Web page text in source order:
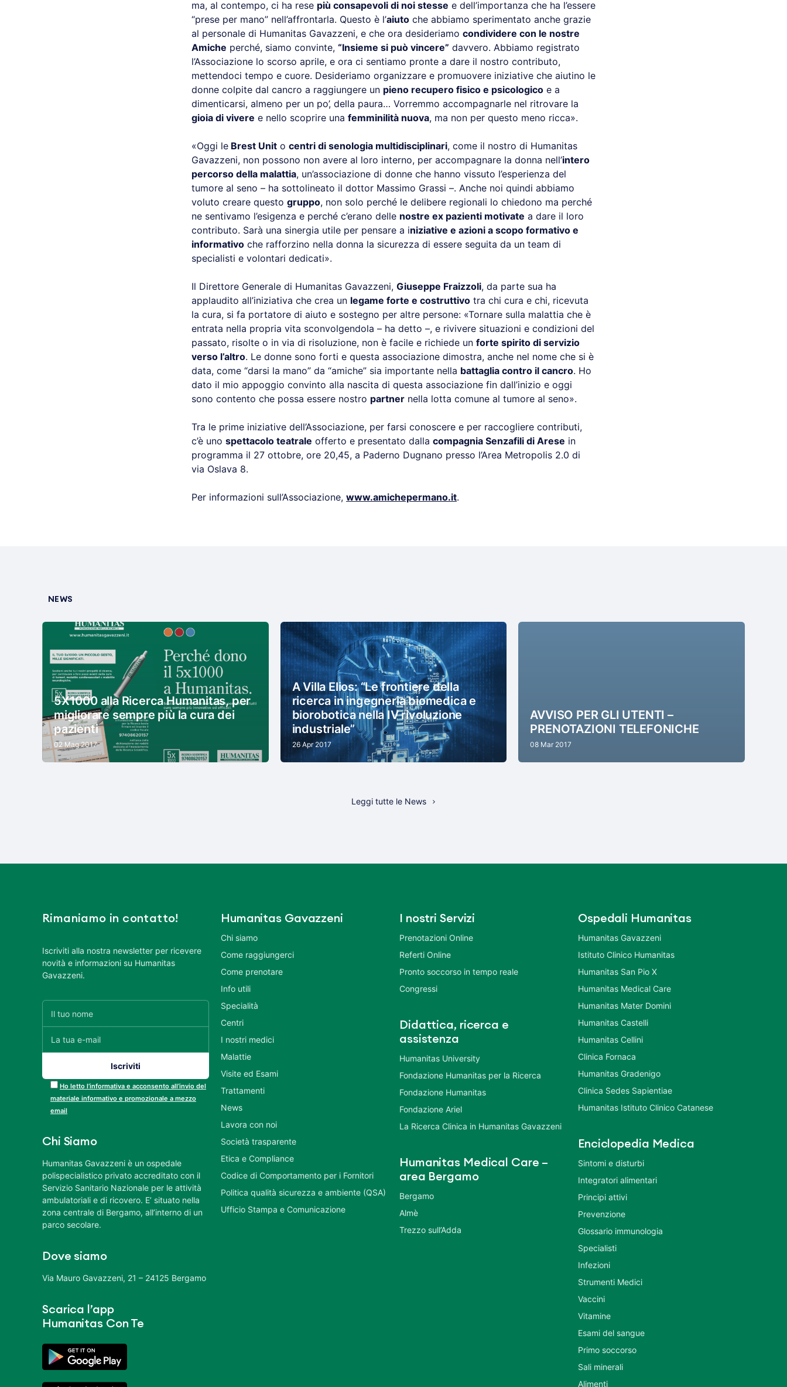
ma, al contempo, ci ha rese più consapevoli di noi stesse e dell’importanza che ha l’essere
“prese per mano” nell’affrontarla. Questo è l’aiuto che abbiamo sperimentato anche grazie
al personale di Humanitas Gavazzeni, e che ora desideriamo condividere con le nostre
Amiche perché, siamo convinte, “Insieme si può vincere” davvero. Abbiamo registrato
l’Associazione lo scorso aprile, e ora ci sentiamo pronte a dare il nostro contributo,
mettendoci tempo e cuore. Desideriamo organizzare e promuovere iniziative che aiutino le
donne colpite dal cancro a raggiungere un pieno recupero fisico e psicologico e a
dimenticarsi, almeno per un po’, della paura… Vorremmo accompagnarle nel ritrovare la
gioia di vivere e nello scoprire una femminilità nuova, ma non per questo meno ricca».
«Oggi le Brest Unit o centri di senologia multidisciplinari, come il nostro di Humanitas
Gavazzeni, non possono non avere al loro interno, per accompagnare la donna nell’intero
percorso della malattia, un’associazione di donne che hanno vissuto l’esperienza del
tumore al seno – ha sottolineato il dottor Massimo Grassi –. Anche noi quindi abbiamo
voluto creare questo gruppo, non solo perché le delibere regionali lo chiedono ma perché
ne sentivamo l’esigenza e perché c’erano delle nostre ex pazienti motivate a dare il loro
contributo. Sarà una sinergia utile per pensare a iniziative e azioni a scopo formativo e
informativo che rafforzino nella donna la sicurezza di essere seguita da un team di
specialisti e volontari dedicati».
Il Direttore Generale di Humanitas Gavazzeni, Giuseppe Fraizzoli, da parte sua ha
applaudito all’iniziativa che crea un legame forte e costruttivo tra chi cura e chi, ricevuta
la cura, si fa portatore di aiuto e sostegno per altre persone: «Tornare sulla malattia che è
entrata nella propria vita sconvolgendola – ha detto –, e rivivere situazioni e condizioni del
passato, risolte o in via di risoluzione, non è facile e richiede un forte spirito di servizio
verso l’altro. Le donne sono forti e questa associazione dimostra, anche nel nome che si è
data, come “darsi la mano” da “amiche” sia importante nella battaglia contro il cancro. Ho
dato il mio appoggio convinto alla nascita di questa associazione fin dall’inizio e oggi
sono contento che possa essere nostro partner nella lotta comune al tumore al seno».
Tra le prime iniziative dell’Associazione, per farsi conoscere e per raccogliere contributi,
c’è uno spettacolo teatrale offerto e presentato dalla compagnia Senzafili di Arese in
programma il 27 ottobre, ore 20,45, a Paderno Dugnano presso l’Area Metropolis 2.0 di
via Oslava 8.
Per informazioni sull’Associazione, www.amichepermano.it.
NEWS
5X1000 alla Ricerca Humanitas, per
migliorare sempre più la cura dei
pazienti
02 Mag 2017
A Villa Elios: “Le frontiere della
ricerca in ingegneria biomedica e
biorobotica nella IV rivoluzione
industriale”
26 Apr 2017
AVVISO PER GLI UTENTI –
PRENOTAZIONI TELEFONICHE
08 Mar 2017
Leggi tutte le News
Rimaniamo in contatto!
Iscriviti alla nostra newsletter per ricevere
novità e informazioni su Humanitas
Gavazzeni.
Ho letto l’informativa e acconsento all’invio del
materiale informativo e promozionale a mezzo
email
Chi Siamo
Humanitas Gavazzeni è un ospedale
polispecialistico privato accreditato con il
Servizio Sanitario Nazionale per le attività
ambulatoriali e di ricovero. E’ situato nella
zona centrale di Bergamo, all’interno di un
parco secolare.
Dove siamo
Via Mauro Gavazzeni, 21 – 24125 Bergamo
Scarica l’app
Humanitas Con Te
Humanitas Gavazzeni
Chi siamo
Come raggiungerci
Come prenotare
Info utili
Specialità
Centri
I nostri medici
Malattie
Visite ed Esami
Trattamenti
News
Lavora con noi
Società trasparente
Etica e Compliance
Codice di Comportamento per i Fornitori
Politica qualità sicurezza e ambiente (QSA)
Ufficio Stampa e Comunicazione
I nostri Servizi
Prenotazioni Online
Referti Online
Pronto soccorso in tempo reale
Congressi
Didattica, ricerca e
assistenza
Humanitas University
Fondazione Humanitas per la Ricerca
Fondazione Humanitas
Fondazione Ariel
La Ricerca Clinica in Humanitas Gavazzeni
Humanitas Medical Care –
area Bergamo
Bergamo
Almè
Trezzo sull’Adda
Ospedali Humanitas
Humanitas Gavazzeni
Istituto Clinico Humanitas
Humanitas San Pio X
Humanitas Medical Care
Humanitas Mater Domini
Humanitas Castelli
Humanitas Cellini
Clinica Fornaca
Humanitas Gradenigo
Clinica Sedes Sapientiae
Humanitas Istituto Clinico Catanese
Enciclopedia Medica
Sintomi e disturbi
Integratori alimentari
Principi attivi
Prevenzione
Glossario immunologia
Specialisti
Infezioni
Strumenti Medici
Vaccini
Vitamine
Esami del sangue
Primo soccorso
Sali minerali
Alimenti